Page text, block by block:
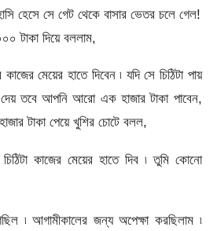
হেসে সে গেট থেকে বাসার ভেতর চলে গেল!
টাকা দিয়ে বললাম,
মেয়ের হাতে দিবেন ৷ যদি সে চিঠিটা পায়
তবে আপনি আরো এক হাজার টাকা পাবেন,
টাকা পেয়ে খুশির চোটে বলল,
কাজের মেয়ের হাতে দিব ৷ তুমি কোনো
৷ আগামীকালের জন্য অপেক্ষা করছিলাম ৷